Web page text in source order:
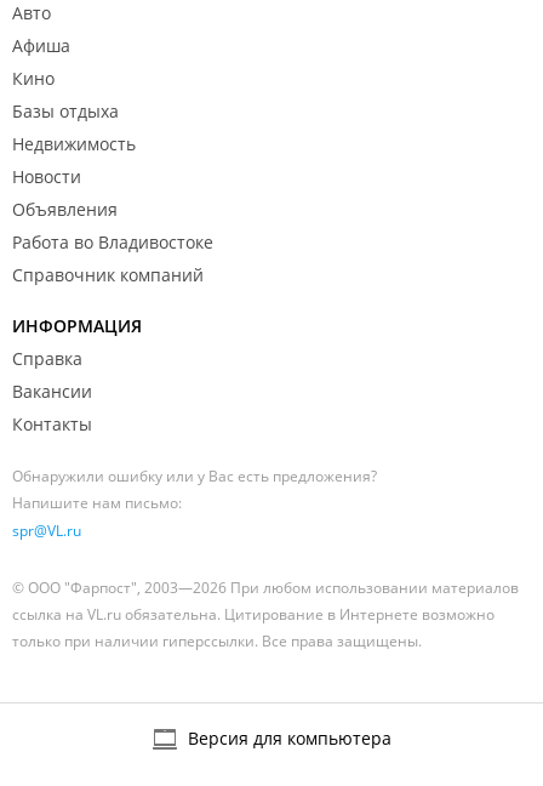
Авто
Афиша
Кино
Базы отдыха
Недвижимость
Новости
Объявления
Работа во Владивостоке
Справочник компаний
ИНФОРМАЦИЯ
Справка
Вакансии
Контакты
Обнаружили ошибку или у Вас есть предложения?
Напишите нам письмо:
spr@VL.ru
© ООО "Фарпост", 2003—2026 При любом использовании материалов
ссылка на VL.ru обязательна. Цитирование в Интернете возможно
только при наличии гиперссылки. Все права защищены.
Версия для компьютера